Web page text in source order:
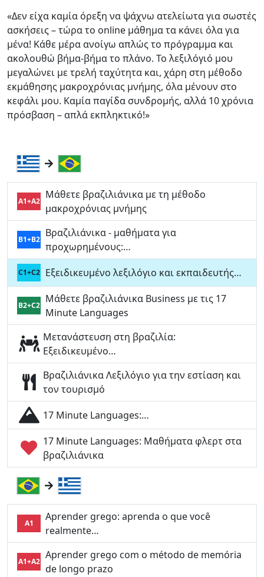
«Δεν είχα καμία όρεξη να ψάχνω ατελείωτα για σωστές
ασκήσεις – τώρα το online μάθημα τα κάνει όλα για
μένα! Κάθε μέρα ανοίγω απλώς το πρόγραμμα και
ακολουθώ βήμα-βήμα το πλάνο. Το λεξιλόγιό μου
μεγαλώνει με τρελή ταχύτητα και, χάρη στη μέθοδο
εκμάθησης μακροχρόνιας μνήμης, όλα μένουν στο
κεφάλι μου. Καμία παγίδα συνδρομής, αλλά 10 χρόνια
πρόσβαση – απλά εκπληκτικό!»
A1+A2
Μάθετε βραζιλιάνικα με τη μέθοδο
μακροχρόνιας μνήμης
B1+B2
Βραζιλιάνικα - μαθήματα για
προχωρημένους:…
C1+C2 Εξειδικευμένο λεξιλόγιο και εκπαιδευτής…
B2+C2
Μάθετε βραζιλιάνικα Business με τις 17
Minute Languages
Μετανάστευση στη βραζιλία:
Εξειδικευμένο…
Βραζιλιάνικα Λεξιλόγιο για την εστίαση και
τον τουρισμό
17 Minute Languages:…
17 Minute Languages: Μαθήματα φλερτ στα
βραζιλιάνικα
A1
Aprender grego: aprenda o que você
realmente…
A1+A2
Aprender grego com o método de memória
de longo prazo